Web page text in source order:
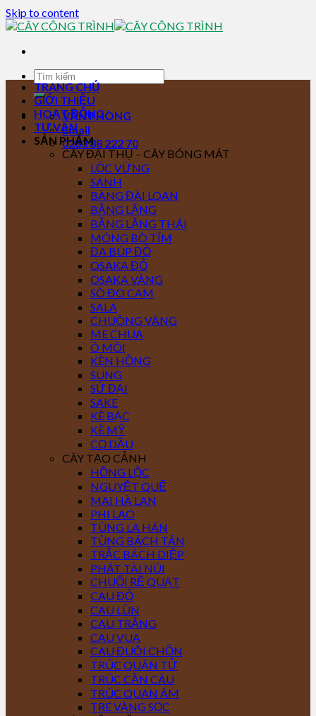
Skip to content
VĂN PHÒNG
Email
0283 88 222 70
TRANG CHỦ
GIỚI THIỆU
HOẠT ĐỘNG
TƯ VẤN
SẢN PHẨM
CÂY ĐẠI THỤ – CÂY BÓNG MÁT
LỘC VỪNG
SANH
BÀNG ĐÀI LOAN
BẰNG LĂNG
BẰNG LĂNG THÁI
MÓNG BÒ TÍM
ĐA BÚP ĐỎ
OSAKA ĐỎ
OSAKA VÀNG
SÒ ĐO CAM
SALA
CHUÔNG VÀNG
ME CHUA
Ô MÔI
KÈN HỒNG
SUNG
SỨ ĐẠI
SAKE
KÈ BẠC
KÈ MỸ
CỌ DẦU
CÂY TẠO CẢNH
HỒNG LỘC
NGUYỆT QUẾ
MAI HÀ LAN
PHI LAO
TÙNG LA HÁN
TÙNG BÁCH TÁN
TRẮC BÁCH DIỆP
PHÁT TÀI NÚI
CHUỐI RẼ QUẠT
CAU ĐỎ
CAU LÙN
CAU TRẮNG
CAU VUA
CAU ĐUÔI CHỒN
TRÚC QUÂN TỬ
TRÚC CẦN CÂU
TRÚC QUAN ÂM
TRE VÀNG SỌC